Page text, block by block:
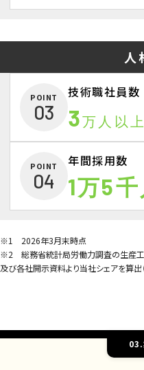
人
POINT
03
技術職社員数
3万人以上
POINT
04
年間採用数
1万5千
※1 2026年3月末時点
※2 総務省統計局労働力調査の生産工
及び各社開示資料より当社シェアを算出
03.